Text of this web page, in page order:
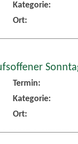
Kategorie:
Ort:
Termin:
Kategorie:
Ort: